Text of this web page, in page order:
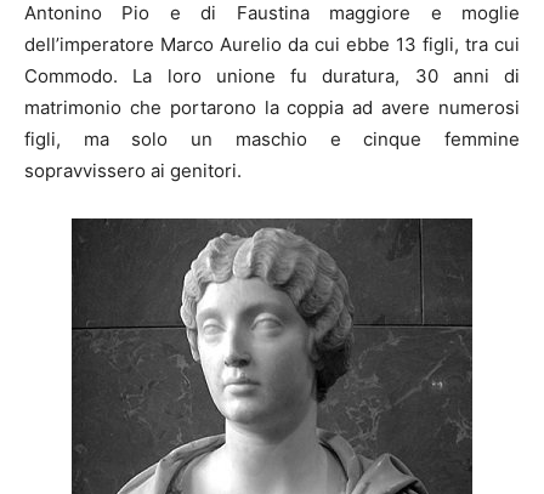
Antonino Pio e di Faustina maggiore e moglie
dell’imperatore Marco Aurelio da cui ebbe 13 figli, tra cui
Commodo. La loro unione fu duratura, 30 anni di
matrimonio che portarono la coppia ad avere numerosi
figli, ma solo un maschio e cinque femmine
sopravvissero ai genitori.